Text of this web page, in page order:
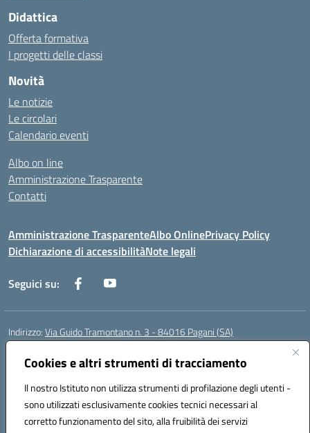
Cookies e altri strumenti di tracciamento
Il nostro Istituto non utilizza strumenti di profilazione degli utenti -
sono utilizzati esclusivamente cookies tecnici necessari al
corretto funzionamento del sito, alla fruibilità dei servizi
Didattica
Offerta formativa
I progetti delle classi
Novità
Le notizie
Le circolari
Calendario eventi
Albo on line
Amministrazione Trasparente
Contatti
Amministrazione TrasparenteAlbo OnlinePrivacy Policy
Dichiarazione di accessibilitàNote legali
Seguici su:
Indirizzo:Via Guido Tramontano n. 3 - 84016 Pagani (SA)
Centralino:
Posta elettronica certificata (PEC):saps08000t@pec.istruzione.it
Codice fiscale: 80022400651
Codice meccanografico:SAPS08000T
Codice Indice delle Pubbliche Amministrazioni (IPA): istsc_saps08000t
Codice unico di fatturazione (CUF): UFC29W